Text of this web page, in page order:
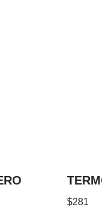
$281